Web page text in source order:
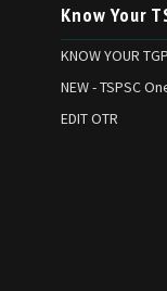
Know Your
KNOW YOUR
NEW - TSPSC
EDIT OTR